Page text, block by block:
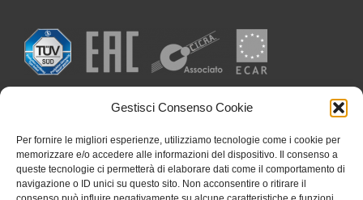
Gestisci Consenso Cookie
Per fornire le migliori esperienze, utilizziamo tecnologie come i cookie per
memorizzare e/o accedere alle informazioni del dispositivo. Il consenso a
queste tecnologie ci permetterà di elaborare dati come il comportamento di
navigazione o ID unici su questo sito. Non acconsentire o ritirare il